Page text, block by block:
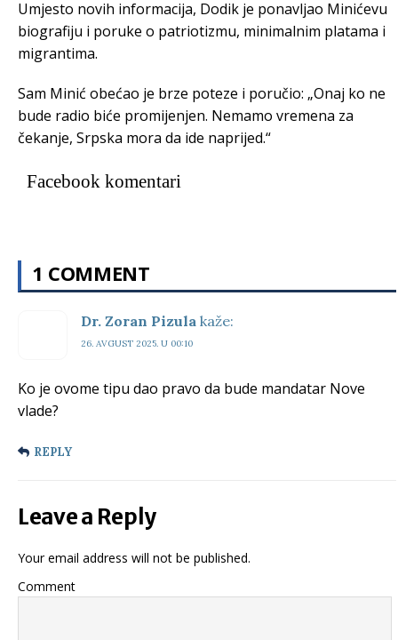
Umjesto novih informacija, Dodik je ponavljao Minićevu
biografiju i poruke o patriotizmu, minimalnim platama i
migrantima.
Sam Minić obećao je brze poteze i poručio: „Onaj ko ne
bude radio biće promijenjen. Nemamo vremena za
čekanje, Srpska mora da ide naprijed.“
Facebook komentari
1 COMMENT
Dr. Zoran Pizula kaže:
26. AVGUST 2025. U 00:10
Ko je ovome tipu dao pravo da bude mandatar Nove
vlade?
REPLY
Leave a Reply
Your email address will not be published.
Comment